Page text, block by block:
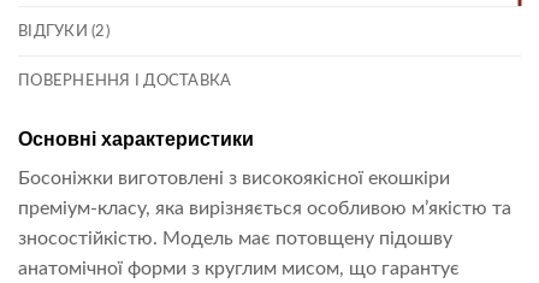
ВІДГУКИ (2)
ПОВЕРНЕННЯ І ДОСТАВКА
Основні характеристики
Босоніжки виготовлені з високоякісної екошкіри
преміум-класу, яка вирізняється особливою м’якістю та
зносостійкістю. Модель має потовщену підошву
анатомічної форми з круглим мисом, що гарантує